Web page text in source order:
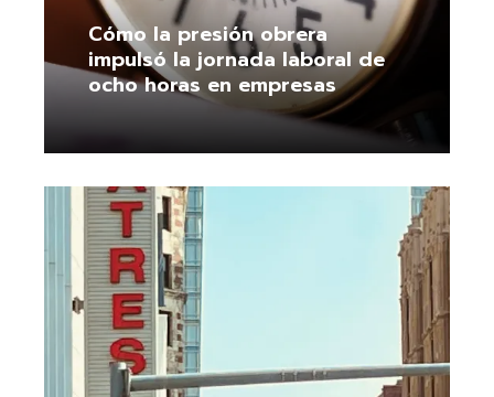
Cómo la presión obrera
impulsó la jornada laboral de
ocho horas en empresas